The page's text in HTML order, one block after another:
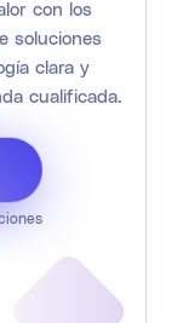
con los
soluciones
clara y
cualificada.